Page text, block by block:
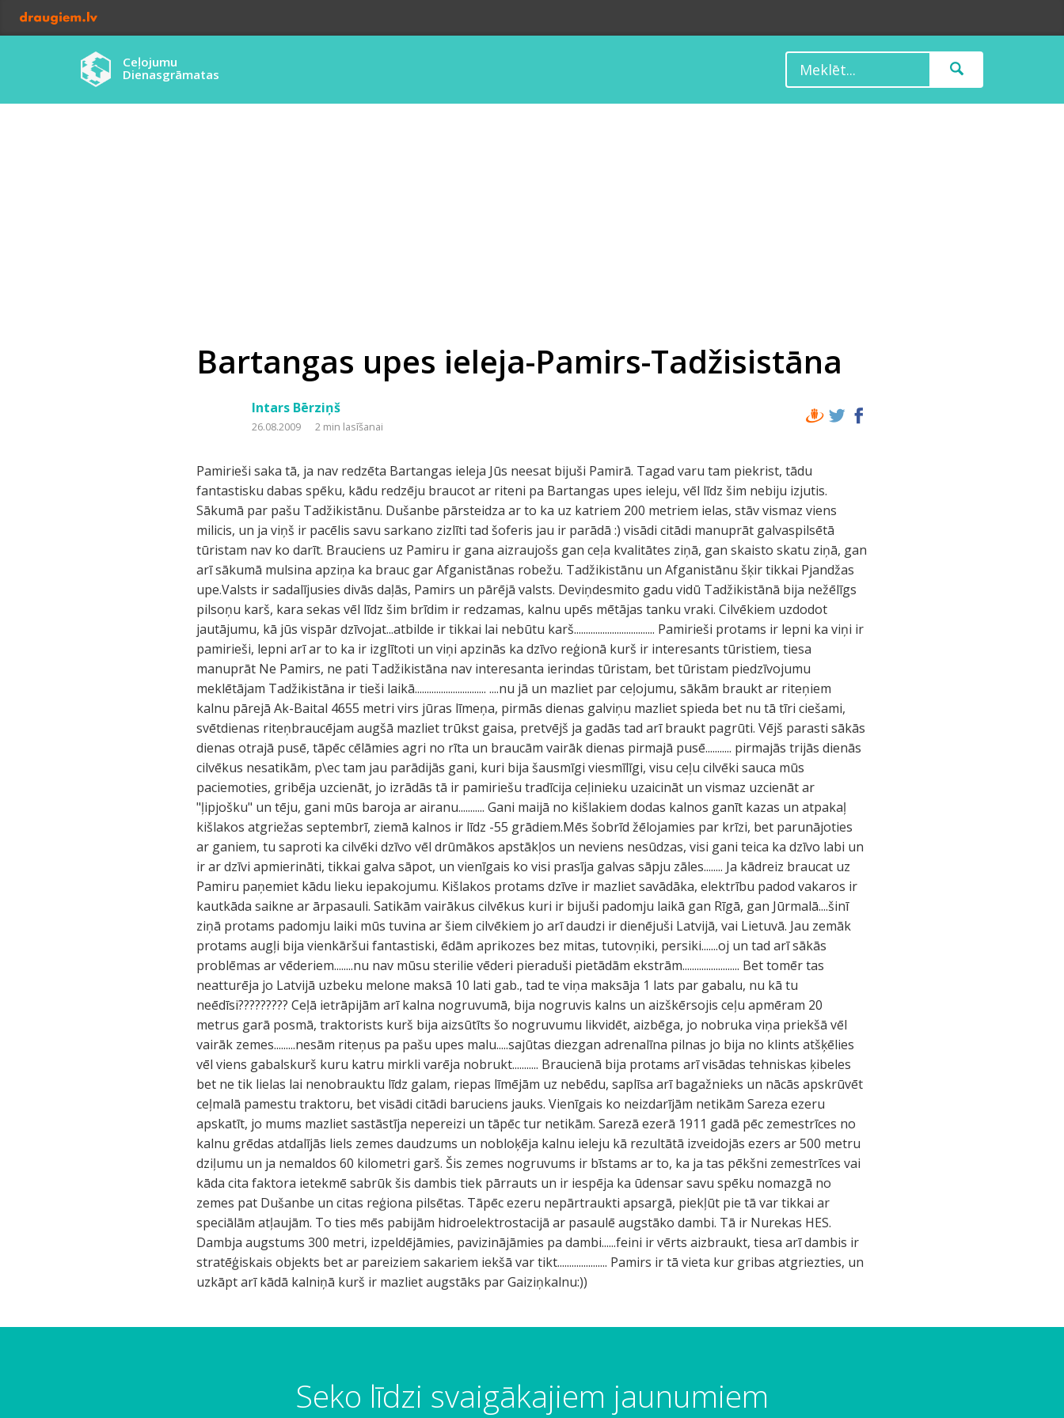
Ceļojumu
Dienasgrāmatas
Bartangas upes ieleja-Pamirs-Tadžisistāna
Intars Bērziņš
26.08.2009 2 min lasīšanai
Pamirieši saka tā, ja nav redzēta Bartangas ieleja Jūs neesat bijuši Pamirā. Tagad varu tam piekrist, tādu
fantastisku dabas spēku, kādu redzēju braucot ar riteni pa Bartangas upes ieleju, vēl līdz šim nebiju izjutis.
Sākumā par pašu Tadžikistānu. Dušanbe pārsteidza ar to ka uz katriem 200 metriem ielas, stāv vismaz viens
milicis, un ja viņš ir pacēlis savu sarkano zizlīti tad šoferis jau ir parādā :) visādi citādi manuprāt galvaspilsētā
tūristam nav ko darīt. Brauciens uz Pamiru ir gana aizraujošs gan ceļa kvalitātes ziņā, gan skaisto skatu ziņā, gan
arī sākumā mulsina apziņa ka brauc gar Afganistānas robežu. Tadžikistānu un Afganistānu šķir tikkai Pjandžas
upe.Valsts ir sadalījusies divās daļās, Pamirs un pārējā valsts. Deviņdesmito gadu vidū Tadžikistānā bija nežēlīgs
pilsoņu karš, kara sekas vēl līdz šim brīdim ir redzamas, kalnu upēs mētājas tanku vraki. Cilvēkiem uzdodot
jautājumu, kā jūs vispār dzīvojat...atbilde ir tikkai lai nebūtu karš.................................. Pamirieši protams ir lepni ka viņi ir
pamirieši, lepni arī ar to ka ir izglītoti un viņi apzinās ka dzīvo reģionā kurš ir interesants tūristiem, tiesa
manuprāt Ne Pamirs, ne pati Tadžikistāna nav interesanta ierindas tūristam, bet tūristam piedzīvojumu
meklētājam Tadžikistāna ir tieši laikā.............................. ....nu jā un mazliet par ceļojumu, sākām braukt ar riteņiem
kalnu pārejā Ak-Baital 4655 metri virs jūras līmeņa, pirmās dienas galviņu mazliet spieda bet nu tā tīri ciešami,
svētdienas riteņbraucējam augšā mazliet trūkst gaisa, pretvējš ja gadās tad arī braukt pagrūti. Vējš parasti sākās
dienas otrajā pusē, tāpēc cēlāmies agri no rīta un braucām vairāk dienas pirmajā pusē........... pirmajās trijās dienās
cilvēkus nesatikām, p\ec tam jau parādijās gani, kuri bija šausmīgi viesmīlīgi, visu ceļu cilvēki sauca mūs
paciemoties, gribēja uzcienāt, jo izrādās tā ir pamiriešu tradīcija ceļinieku uzaicināt un vismaz uzcienāt ar
"ļipjošku" un tēju, gani mūs baroja ar airanu........... Gani maijā no kišlakiem dodas kalnos ganīt kazas un atpakaļ
kišlakos atgriežas septembrī, ziemā kalnos ir līdz -55 grādiem.Mēs šobrīd žēlojamies par krīzi, bet parunājoties
ar ganiem, tu saproti ka cilvēki dzīvo vēl drūmākos apstākļos un neviens nesūdzas, visi gani teica ka dzīvo labi un
ir ar dzīvi apmierināti, tikkai galva sāpot, un vienīgais ko visi prasīja galvas sāpju zāles........ Ja kādreiz braucat uz
Pamiru paņemiet kādu lieku iepakojumu. Kišlakos protams dzīve ir mazliet savādāka, elektrību padod vakaros ir
kautkāda saikne ar ārpasauli. Satikām vairākus cilvēkus kuri ir bijuši padomju laikā gan Rīgā, gan Jūrmalā....šinī
ziņā protams padomju laiki mūs tuvina ar šiem cilvēkiem jo arī daudzi ir dienējuši Latvijā, vai Lietuvā. Jau zemāk
protams augļi bija vienkāršui fantastiski, ēdām aprikozes bez mitas, tutovņiki, persiki.......oj un tad arī sākās
problēmas ar vēderiem........nu nav mūsu sterilie vēderi pieraduši pietādām ekstrām........................ Bet tomēr tas
neatturēja jo Latvijā uzbeku melone maksā 10 lati gab., tad te viņa maksāja 1 lats par gabalu, nu kā tu
neēdīsi????????? Ceļā ietrāpijām arī kalna nogruvumā, bija nogruvis kalns un aizškērsojis ceļu apmēram 20
metrus garā posmā, traktorists kurš bija aizsūtīts šo nogruvumu likvidēt, aizbēga, jo nobruka viņa priekšā vēl
vairāk zemes.........nesām riteņus pa pašu upes malu.....sajūtas diezgan adrenalīna pilnas jo bija no klints atšķēlies
vēl viens gabalskurš kuru katru mirkli varēja nobrukt........... Braucienā bija protams arī visādas tehniskas ķibeles
bet ne tik lielas lai nenobrauktu līdz galam, riepas līmējām uz nebēdu, saplīsa arī bagažnieks un nācās apskrūvēt
ceļmalā pamestu traktoru, bet visādi citādi baruciens jauks. Vienīgais ko neizdarījām netikām Sareza ezeru
apskatīt, jo mums mazliet sastāstīja nepereizi un tāpēc tur netikām. Sarezā ezerā 1911 gadā pēc zemestrīces no
kalnu grēdas atdalījās liels zemes daudzums un nobloķēja kalnu ieleju kā rezultātā izveidojās ezers ar 500 metru
dziļumu un ja nemaldos 60 kilometri garš. Šis zemes nogruvums ir bīstams ar to, ka ja tas pēkšni zemestrīces vai
kāda cita faktora ietekmē sabrūk šis dambis tiek pārrauts un ir iespēja ka ūdensar savu spēku nomazgā no
zemes pat Dušanbe un citas reģiona pilsētas. Tāpēc ezeru nepārtraukti apsargā, piekļūt pie tā var tikkai ar
speciālām atļaujām. To ties mēs pabijām hidroelektrostacijā ar pasaulē augstāko dambi. Tā ir Nurekas HES.
Dambja augstums 300 metri, izpeldējāmies, pavizinājāmies pa dambi......feini ir vērts aizbraukt, tiesa arī dambis ir
stratēģiskais objekts bet ar pareiziem sakariem iekšā var tikt..................... Pamirs ir tā vieta kur gribas atgriezties, un
uzkāpt arī kādā kalniņā kurš ir mazliet augstāks par Gaiziņkalnu:))
Seko līdzi svaigākajiem jaunumiem